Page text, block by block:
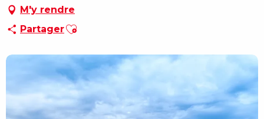
M'y rendre
PartagerAjouter aux favoris